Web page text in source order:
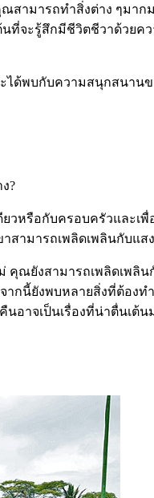
ามารถทำสิ่งต่าง ๆมากม
นที่จะรู้สึกมีชีวิตชีวาด้วย
ด้พบกับความสนุกสนานข
?
วหรือกับครอบครัวและเ
าสามารถเพลิดเพลินกับแ
คุณยังสามารถเพลิดเพลิ
ากนี้ยังพบหลายสิ่งที่ต้อง
นอาจเป็นเรื่องที่น่าตื่นเต้